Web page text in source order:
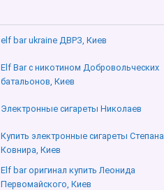
elf bar ukraine ДВРЗ, Киев
Elf Bar с никотином Добровольческих
батальонов, Киев
Электронные сигареты Николаев
Купить электронные сигареты Степана
Ковнира, Киев
Elf bar оригинал купить Леонида
Первомайского, Киев